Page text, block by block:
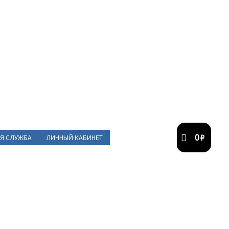
СЛУЖБА ЛИЧНЫЙ КАБИНЕТ 0₽